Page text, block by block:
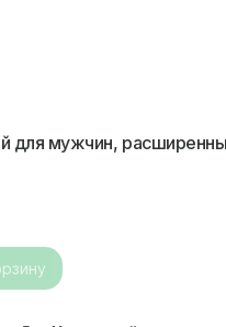
для мужчин,